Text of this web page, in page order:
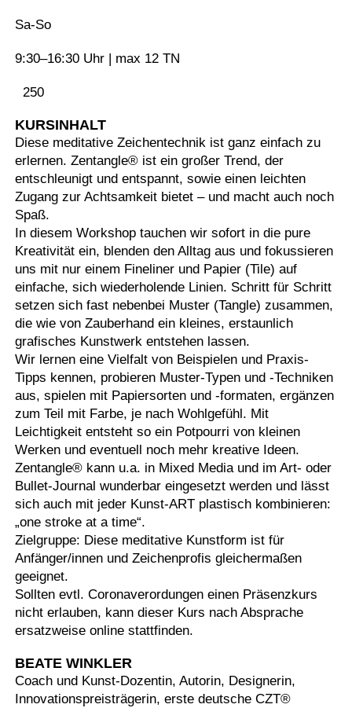
Sa-So
9:30–16:30 Uhr | max 12 TN
250
KURSINHALT
Diese meditative Zeichentechnik ist ganz einfach zu
erlernen. Zentangle® ist ein großer Trend, der
entschleunigt und entspannt, sowie einen leichten
Zugang zur Achtsamkeit bietet – und macht auch noch
Spaß.
In diesem Workshop tauchen wir sofort in die pure
Kreativität ein, blenden den Alltag aus und fokussieren
uns mit nur einem Fineliner und Papier (Tile) auf
einfache, sich wiederholende Linien. Schritt für Schritt
setzen sich fast nebenbei Muster (Tangle) zusammen,
die wie von Zauberhand ein kleines, erstaunlich
grafisches Kunstwerk entstehen lassen.
Wir lernen eine Vielfalt von Beispielen und Praxis-
Tipps kennen, probieren Muster-Typen und -Techniken
aus, spielen mit Papiersorten und -formaten, ergänzen
zum Teil mit Farbe, je nach Wohlgefühl. Mit
Leichtigkeit entsteht so ein Potpourri von kleinen
Werken und eventuell noch mehr kreative Ideen.
Zentangle® kann u.a. in Mixed Media und im Art- oder
Bullet-Journal wunderbar eingesetzt werden und lässt
sich auch mit jeder Kunst-ART plastisch kombinieren:
„one stroke at a time“.
Zielgruppe: Diese meditative Kunstform ist für
Anfänger/innen und Zeichenprofis gleichermaßen
geeignet.
Sollten evtl. Coronaverordungen einen Präsenzkurs
nicht erlauben, kann dieser Kurs nach Absprache
ersatzweise online stattfinden.
BEATE WINKLER
Coach und Kunst-Dozentin, Autorin, Designerin,
Innovationspreisträgerin, erste deutsche CZT®